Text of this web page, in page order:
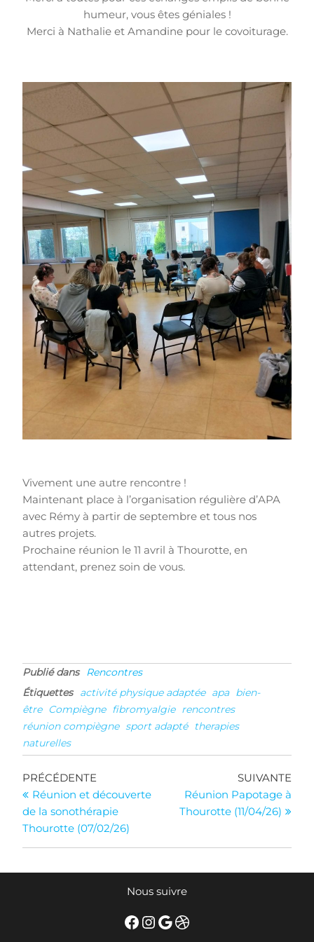
humeur, vous êtes géniales !
Merci à Nathalie et Amandine pour le covoiturage.
Vivement une autre rencontre !
Maintenant place à l’organisation régulière d’APA
avec Rémy à partir de septembre et tous nos
autres projets.
Prochaine réunion le 11 avril à Thourotte, en
attendant, prenez soin de vous.
Publié dans
Rencontres
Étiquettes
activité physique adaptée apa bien-
être Compiègne fibromyalgie rencontres
réunion compiègne sport adapté
therapies
naturelles
Navigation
de
l’article
Article
précédent
PRÉCÉDENTE
Réunion et découverte
de la sonothérapie
Thourotte (07/02/26)
SUIVANTE
Réunion Papotage à
Thourotte (11/04/26)
Nous suivre
Facebook
Instagram
Google
Dribbble